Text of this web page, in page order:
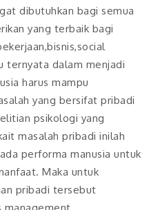
dibutuhkan bagi semua
yang terbaik bagi
ternyata dalam menjadi
harus mampu
yang bersifat pribadi
psikologi yang
masalah pribadi inilah
performa manusia untuk
Maka untuk
pribadi tersebut
management.